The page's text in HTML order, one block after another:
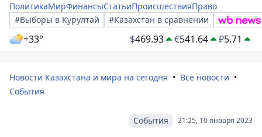
ПолитикаМирФинансыСтатьиПроисшествияПраво
#Выборы в Курултай
#Казахстан в сравнении
+33° $469.93 €541.64 ₽5.71
Новости Казахстана и мира на сегодня
Все новости
События
21:25, 10 января 2023
События